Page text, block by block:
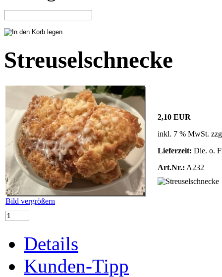
Streuselschnecke
Bild vergrößern
2,10 EUR
inkl. 7 % MwSt.
Lieferzeit: Die. o.
Art.Nr.: A232
Details
Kunden-Tipp